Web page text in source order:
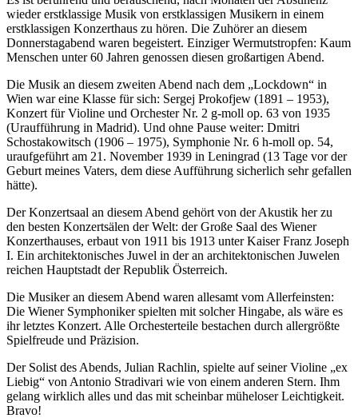
wieder erstklassige Musik von erstklassigen Musikern in einem
erstklassigen Konzerthaus zu hören. Die Zuhörer an diesem
Donnerstagabend waren begeistert. Einziger Wermutstropfen: Kaum
Menschen unter 60 Jahren genossen diesen großartigen Abend.
Die Musik an diesem zweiten Abend nach dem „Lockdown“ in
Wien war eine Klasse für sich: Sergej Prokofjew (1891 – 1953),
Konzert für Violine und Orchester Nr. 2 g-moll op. 63 von 1935
(Uraufführung in Madrid). Und ohne Pause weiter: Dmitri
Schostakowitsch (1906 – 1975), Symphonie Nr. 6 h-moll op. 54,
uraufgeführt am 21. November 1939 in Leningrad (13 Tage vor der
Geburt meines Vaters, dem diese Aufführung sicherlich sehr gefallen
hätte).
Der Konzertsaal an diesem Abend gehört von der Akustik her zu
den besten Konzertsälen der Welt: der Große Saal des Wiener
Konzerthauses, erbaut von 1911 bis 1913 unter Kaiser Franz Joseph
I. Ein architektonisches Juwel in der an architektonischen Juwelen
reichen Hauptstadt der Republik Österreich.
Die Musiker an diesem Abend waren allesamt vom Allerfeinsten:
Die Wiener Symphoniker spielten mit solcher Hingabe, als wäre es
ihr letztes Konzert. Alle Orchesterteile bestachen durch allergrößte
Spielfreude und Präzision.
Der Solist des Abends, Julian Rachlin, spielte auf seiner Violine „ex
Liebig“ von Antonio Stradivari wie von einem anderen Stern. Ihm
gelang wirklich alles und das mit scheinbar müheloser Leichtigkeit.
Bravo!